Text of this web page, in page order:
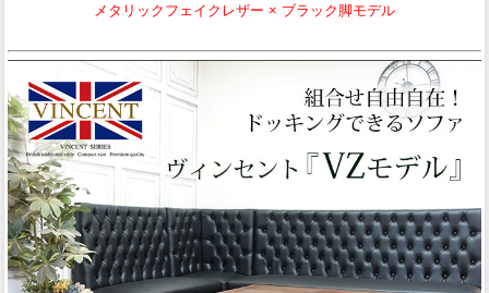
メタリックフェイクレザー × ブラック脚モデル